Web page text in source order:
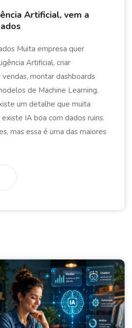
Artificial, vem a
Muita empresa quer
Artificial, criar
montar dashboards
de Machine Learning.
um detalhe que muita
IA boa com dados ruins.
mas essa é uma das maiores